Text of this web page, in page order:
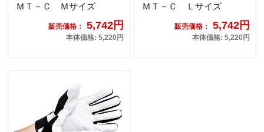
ＭＴ－Ｃ Ｍサイズ
販売価格： 5,742円
本体価格: 5,220円
ＭＴ－Ｃ Ｌサイズ
販売価格： 5,742円
本体価格: 5,220円